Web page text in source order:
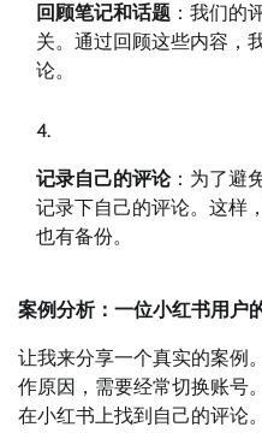
回顾笔记和话题 ：我们的
关。通过回顾这些内容，
论。
记录自己的评论：为了避
记录下自己的评论。这样
也有备份。
案例分析：一位小红书用户
让我来分享一个真实的案例
作原因，需要经常切换账号
在小红书上找到自己的评论